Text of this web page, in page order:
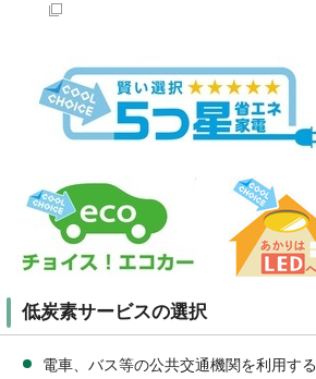
低炭素サービスの選択
電車、バス等の公共交通機関を利用する